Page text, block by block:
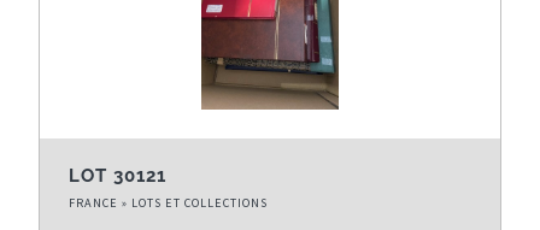
LOT 30121
FRANCE » LOTS ET COLLECTIONS